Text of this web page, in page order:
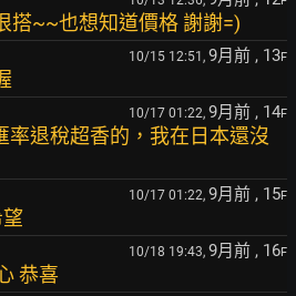
搭~~也想知道價格 謝謝=)
10/15 12:51, 9月前 , 13F
10/17 01:22, 9月前 , 14F
率退稅超香的，我在日本還沒
10/17 01:22, 9月前 , 15F
10/18 19:43, 9月前 , 16F
恭喜